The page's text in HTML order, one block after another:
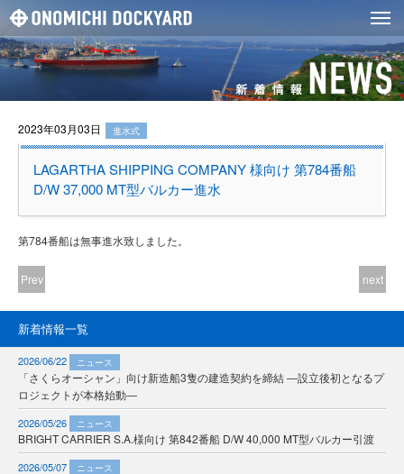
2023年03月03日 進水式
LAGARTHA SHIPPING COMPANY 様向け 第784番船
D/W 37,000 MT型バルカー進水
第784番船は無事進水致しました。
Prev next
新着情報一覧
2026/06/22 ニュース
「さくらオーシャン」向け新造船3隻の建造契約を締結 ―設立後初となるプ
ロジェクトが本格始動―
2026/05/26 ニュース
BRIGHT CARRIER S.A.様向け 第842番船 D/W 40,000 MT型バルカー引渡
2026/05/07 ニュース